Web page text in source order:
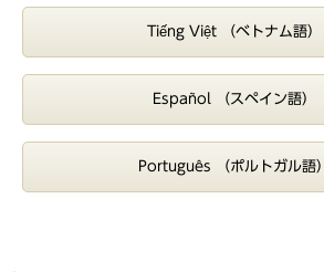
Tiếng Việt （ベトナム語）
Español （スペイン語）
Português （ポルトガル語）